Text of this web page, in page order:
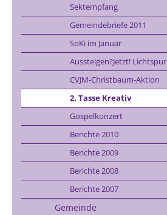
Sektempfang
Gemeindebriefe 2011
SoKi im Januar
Aussteigen?Jetzt! Lichtspur
CVJM-Christbaum-Aktion
2. Tasse Kreativ
Gospelkonzert
Berichte 2010
Berichte 2009
Berichte 2008
Berichte 2007
Gemeinde